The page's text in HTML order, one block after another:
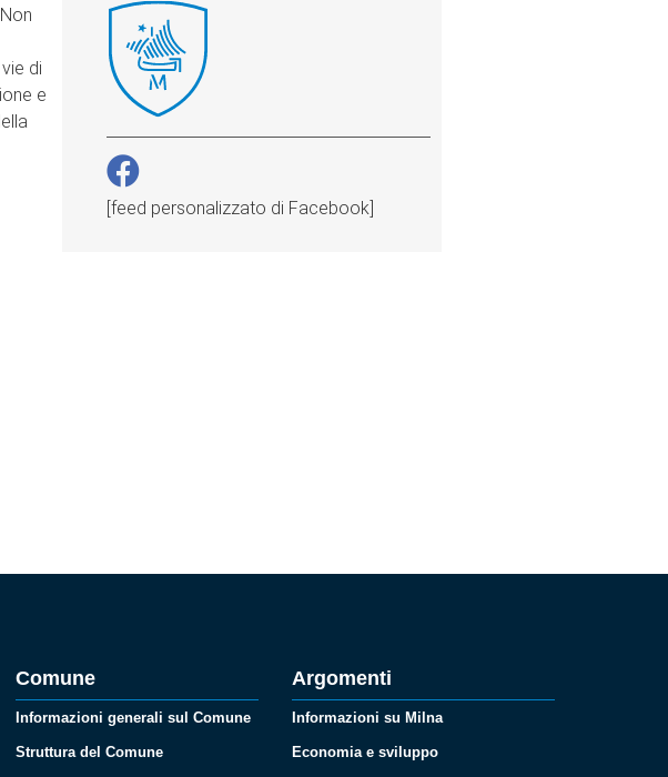
di
e
[feed personalizzato di Facebook]
Comune
Informazioni generali sul Comune
Struttura del Comune
Argomenti
Informazioni su Milna
Economia e sviluppo